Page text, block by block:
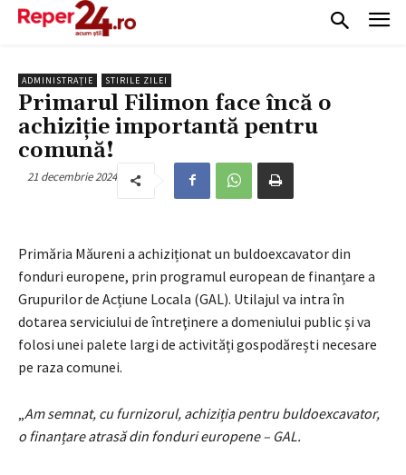
ADMINISTRAȚIE STIRILE ZILEI
Primarul Filimon face încă o
achiziție importantă pentru
comună!
21 decembrie 2024
Primăria Măureni a achiziționat un buldoexcavator din
fonduri europene, prin programul european de finanțare a
Grupurilor de Acțiune Locala (GAL). Utilajul va intra în
dotarea serviciului de întreţinere a domeniului public și va
folosi unei palete largi de activități gospodărești necesare
pe raza comunei.
Am semnat, cu furnizorul, achiziția pentru buldoexcavator,
o finanțare atrasă din fonduri europene – GAL.